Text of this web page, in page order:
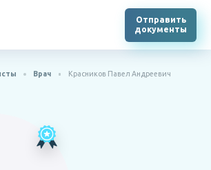
Отправить
документы
Врач Красников Павел Андреевич